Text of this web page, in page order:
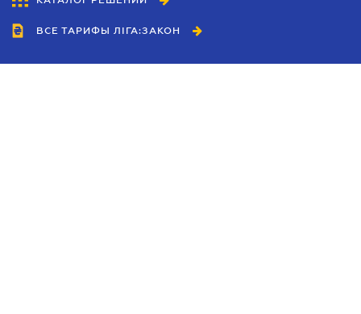
ВСЕ ТАРИФЫ ЛІГА:ЗАКОН